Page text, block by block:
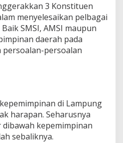
3 Konstituen
menyelesaikan pelbagai
SMSI, AMSI maupun
daerah pada
persoalan
di Lampung
harapan. Seharusnya
kepemimpinan
sebaliknya.